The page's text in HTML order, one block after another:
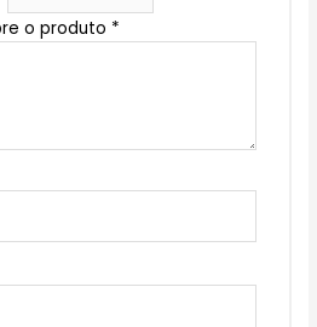
o produto *